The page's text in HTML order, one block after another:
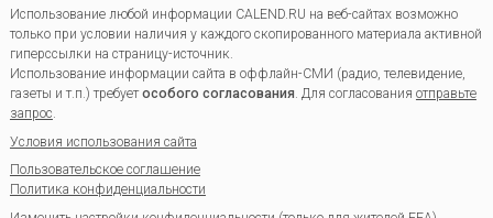
Использование любой информации CALEND.RU на веб-сайтах возможно
только при условии наличия у каждого скопированного материала активной
гиперссылки на страницу-источник.
Использование информации сайта в оффлайн-СМИ (радио, телевидение,
газеты и т.п.) требуетособого согласования. Для согласования отправьте
запрос.
Условия использования сайта
Пользовательское соглашение
Политика конфиденциальности